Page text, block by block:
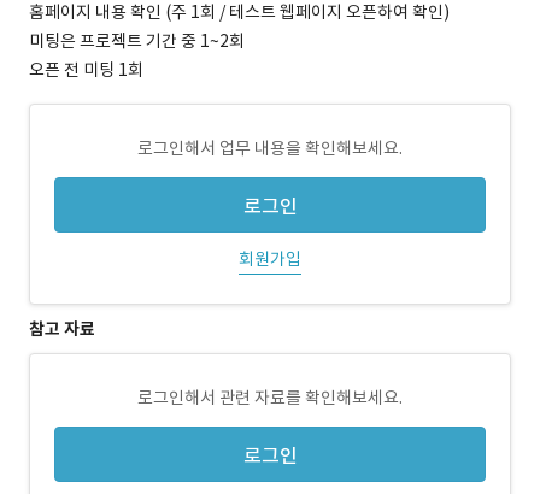
홈페이지 내용 확인 (주 1회 / 테스트 웹페이지 오픈하여 확인)
미팅은 프로젝트 기간 중 1~2회
오픈 전 미팅 1회
로그인해서 업무 내용을 확인해보세요.
로그인
회원가입
참고 자료
로그인해서 관련 자료를 확인해보세요.
로그인